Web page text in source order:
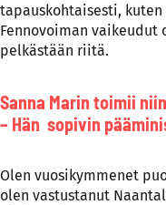
tapauskohtaisesti,
Fennovoiman vaikeudut
pelkästään riitä.
Sanna Marin toimii
– Hän sopivin
Olen vuosikymmenet
olen vastustanut